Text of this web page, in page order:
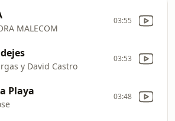
MALECOM
03:55
y David Castro
03:53
Playa 03:48